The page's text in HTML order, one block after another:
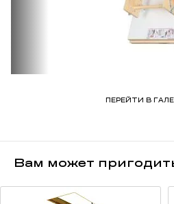
Деревянные чердачные
удобным и безопасным,
компании FAKRO
ПЕРЕЙТИ В
Вам может